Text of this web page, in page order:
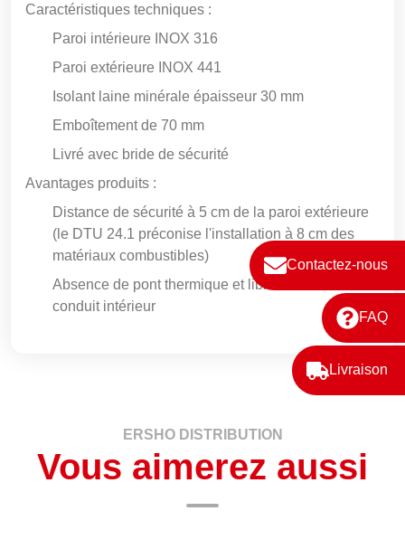
Contactez-nous
FAQ
Livraison
Caractéristiques techniques :
Paroi intérieure INOX 316
Paroi extérieure INOX 441
Isolant laine minérale épaisseur 30 mm
Emboîtement de 70 mm
Livré avec bride de sécurité
Avantages produits :
Distance de sécurité à 5 cm de la paroi extérieure
(le DTU 24.1 préconise l'installation à 8 cm des
matériaux combustibles)
Absence de pont thermique et libre dilatation du
conduit intérieur
ERSHO DISTRIBUTION
Vous aimerez aussi